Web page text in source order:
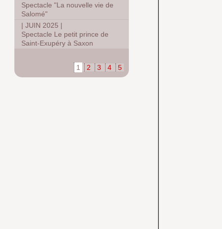
Spectacle "La nouvelle vie de
Salomé"
|JUIN 2025 |
Spectacle Le petit prince de
Saint-Exupéry à Saxon
1 2 3 4 5